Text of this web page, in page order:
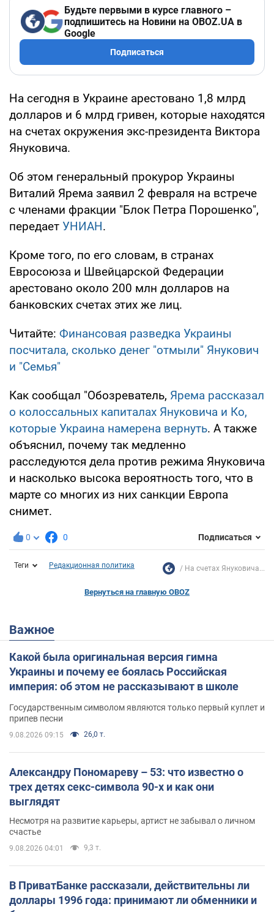
Будьте первыми в курсе главного –
подпишитесь на Новини на OBOZ.UA в
Google
Подписаться
На сегодня в Украине арестовано 1,8 млрд
долларов и 6 млрд гривен, которые находятся
на счетах окружения экс-президента Виктора
Януковича.
Об этом генеральный прокурор Украины
Виталий Ярема заявил 2 февраля на встрече
с членами фракции "Блок Петра Порошенко",
передает УНИАН.
Кроме того, по его словам, в странах
Евросоюза и Швейцарской Федерации
арестовано около 200 млн долларов на
банковских счетах этих же лиц.
Читайте: Финансовая разведка Украины
посчитала, сколько денег "отмыли" Янукович
и "Семья"
Как сообщал "Обозреватель, Ярема рассказал
о колоссальных капиталах Януковича и Ко,
которые Украина намерена вернуть. А также
объяснил, почему так медленно
расследуются дела против режима Януковича
и насколько высока вероятность того, что в
марте со многих из них санкции Европа
снимет.
0 0 Подписаться
Теги Редакционная политика На счетах Януковича...
Вернуться на главную OBOZ
Важное
Какой была оригинальная версия гимна
Украины и почему ее боялась Российская
империя: об этом не рассказывают в школе
Государственным символом являются только первый куплет и
припев песни
9.08.2026 09:15 26,0 т.
Александру Пономареву – 53: что известно о
трех детях секс-символа 90-х и как они
выглядят
Несмотря на развитие карьеры, артист не забывал о личном
счастье
9.08.2026 04:01 9,3 т.
В ПриватБанке рассказали, действительны ли
доллары 1996 года: принимают ли обменники и